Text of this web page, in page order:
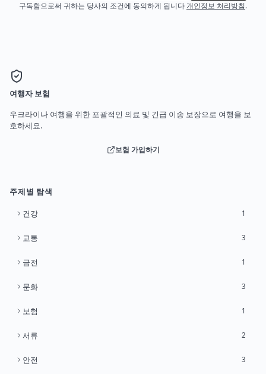
구독함으로써 귀하는 당사의 조건에 동의하게 됩니다 개인정보 처리방침.
여행자 보험
우크라이나 여행을 위한 포괄적인 의료 및 긴급 이송 보장으로 여행을 보
호하세요.
보험 가입하기
주제별 탐색
건강 1
교통 3
금전 1
문화 3
보험 1
서류 2
안전 3